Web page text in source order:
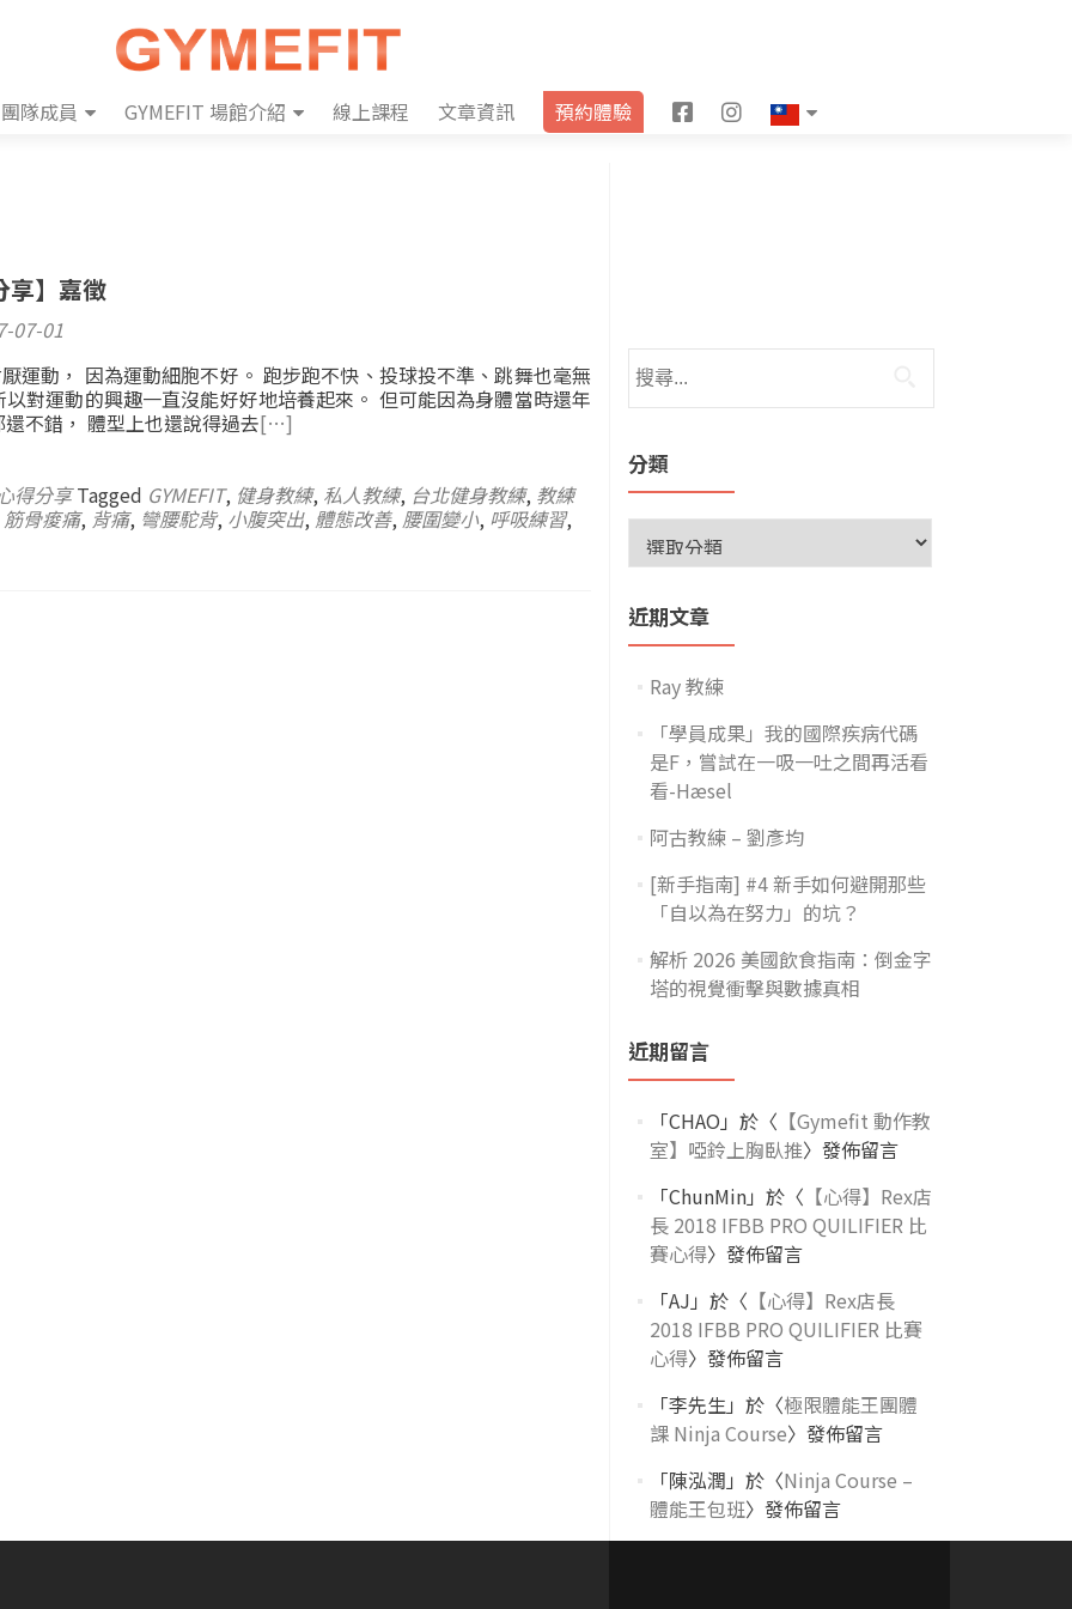
團隊成員 GYMEFIT 場館介紹 線上課程 文章資訊 預約體驗
F
k
I
a
享】嘉徵
07-01
運動， 因為運動細胞不好。 跑步跑不快、投球投不準、跳舞也毫無
對運動的興趣一直沒能好好地培養起來。 但可能因為身體當時還年
不錯， 體型上也還說得過去[…]
得分享 Tagged GYMEFIT, 健身教練, 私人教練, 台北健身教練, 教練
筋骨痠痛, 背痛, 彎腰駝背, 小腹突出, 體態改善, 腰圍變小, 呼吸練習,
分類
近期文章
Ray 教練
「學員成果」我的國際疾病代碼
是F，嘗試在一吸一吐之間再活看
看-Hæsel
阿古教練 – 劉彥均
[新手指南] #4 新手如何避開那些
「自以為在努力」的坑？
解析 2026 美國飲食指南：倒金字
塔的視覺衝擊與數據真相
近期留言
「CHAO 」於〈 【Gymefit 動作教
室】啞鈴上胸臥推〉發佈留言
「ChunMin」於〈 【心得】Rex店
長 2018 IFBB PRO QUILIFIER 比
賽心得〉發佈留言
「AJ 」於〈 【心得】Rex店長
2018 IFBB PRO QUILIFIER 比賽
心得〉發佈留言
「李先生」於〈極限體能王團體
課 Ninja Course〉發佈留言
「陳泓潤 」於〈Ninja Course –
體能王包班〉發佈留言